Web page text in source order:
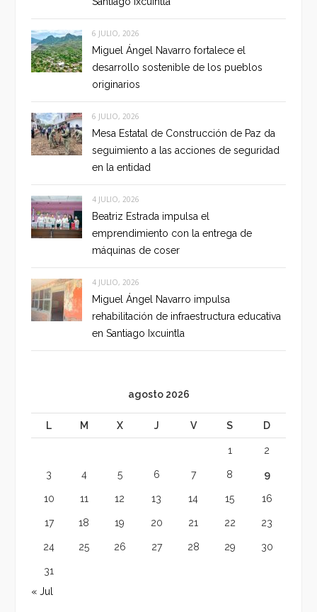
6 JULIO, 2026
Miguel Ángel Navarro fortalece el
desarrollo sostenible de los pueblos
originarios
6 JULIO, 2026
Mesa Estatal de Construcción de Paz da
seguimiento a las acciones de seguridad
en la entidad
4 JULIO, 2026
Beatriz Estrada impulsa el
emprendimiento con la entrega de
máquinas de coser
4 JULIO, 2026
Miguel Ángel Navarro impulsa
rehabilitación de infraestructura educativa
en Santiago Ixcuintla
agosto 2026
L M X J V S D
1 2
3 4 5 6 7 8 9
10 11 12 13 14 15 16
17 18 19 20 21 22 23
24 25 26 27 28 29 30
31
« Jul